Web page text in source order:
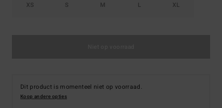
XS S M L XL
Dit product is momenteel niet op voorraad.
Koop andere opties